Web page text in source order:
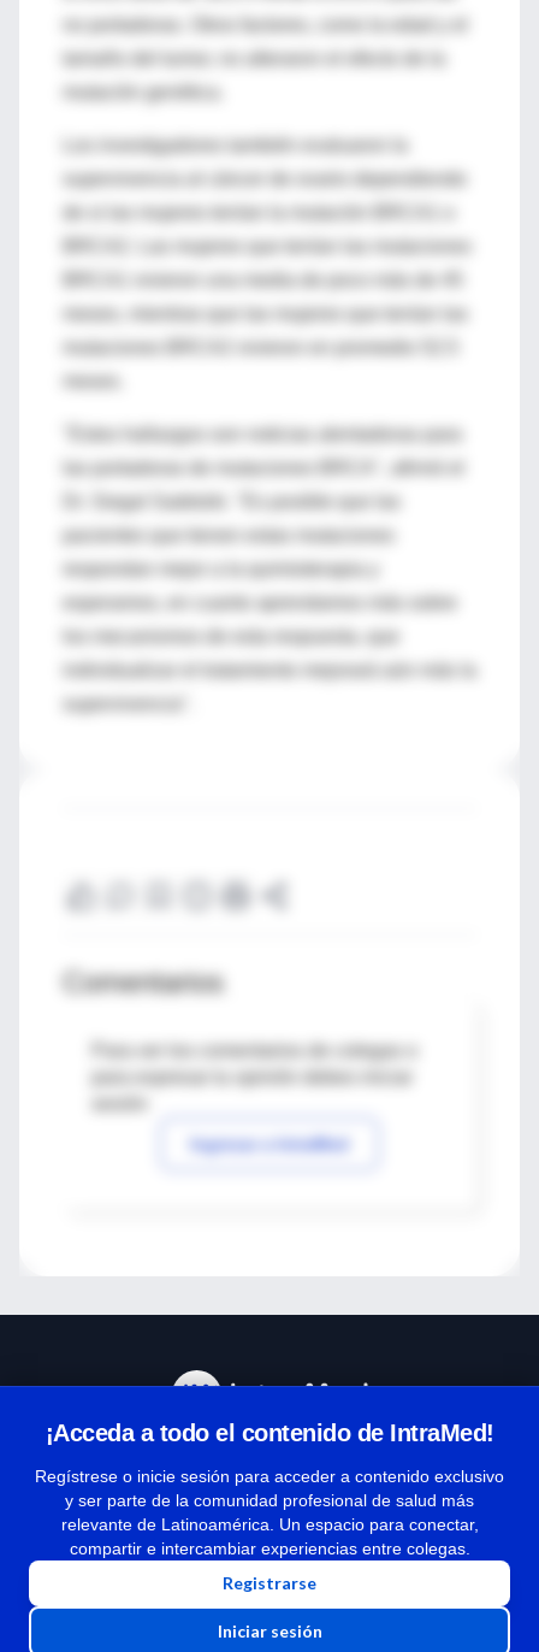
mutación genética.
Los investigadores también evaluaron la
supervivencia al cáncer de ovario dependiendo
"Estos hallazgos son noticias alentadoras para
Dr. Siegal Sadetzki. "Es posible que las
respondan mejor a la quimioterapia y
esperamos, en cuanto aprendamos más sobre
supervivencia".
Comentarios
Para ver los comentarios de colegas o
Ingresar a IntraMed
¡Acceda a todo el contenido de IntraMed!
Regístrese o inicie sesión para acceder a contenido exclusivo
y ser parte de la comunidad profesional de salud más
relevante de Latinoamérica. Un espacio para conectar,
compartir e intercambiar experiencias entre colegas.
Registrarse
Iniciar sesión
Términos y condiciones
| Políticas de privacidad
| Todos los derechos reservados | Copyright 1997-2026